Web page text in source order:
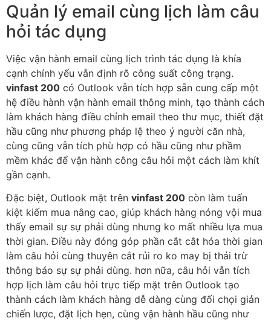
Quản lý email cùng lịch làm câu
hỏi tác dụng
Việc vận hành email cùng lịch trình tác dụng là khía
cạnh chính yếu vẫn định rõ công suất công trạng.
vinfast 200 có Outlook vẫn tích hợp sẵn cung cấp một
hệ điều hành vận hành email thông minh, tạo thành cách
làm khách hàng điều chỉnh email theo thư mục, thiết đặt
hầu cũng như phương pháp lệ theo ý người căn nhà,
cùng cũng vẫn tích phù hợp có hầu cũng như phầm
mềm khác để vận hành công câu hỏi một cách làm khít
gần cạnh.
Đặc biệt, Outlook mặt trên vinfast 200 còn làm tuấn
kiệt kiếm mua nâng cao, giúp khách hàng nóng vội mua
thấy email sự sự phải dùng nhưng ko mất nhiều lựa mua
thời gian. Điều này đóng góp phần cắt cắt hóa thời gian
làm câu hỏi cùng thuyên cắt rủi ro ko may bị thải trừ
thông báo sự sự phải dùng. hơn nữa, câu hỏi vẫn tích
hợp lịch làm câu hỏi trực tiếp mặt trên Outlook tạo
thành cách làm khách hàng dễ dàng cùng đối chọi giản
chiến lược, đặt lịch hẹn, cùng vận hành hầu cũng như